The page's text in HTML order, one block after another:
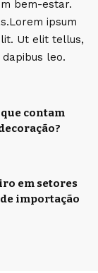
bem-estar.
ipsum
Ut elit tellus,
leo.
contam
em setores
importação